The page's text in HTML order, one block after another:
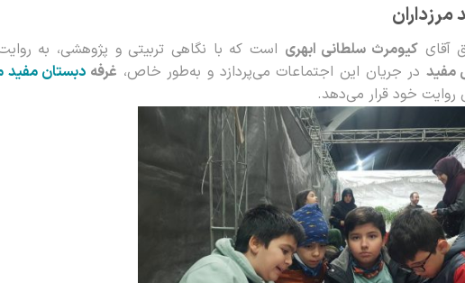
آقای کیومرث سلطانی ابهری است که با نگاهی تربیتی و پژوهشی، به
مفید در جریان این اجتماعات می‌پردازد و به‌طور خاص، غرفه دبستان مفید
روایت خود قرار می‌دهد.